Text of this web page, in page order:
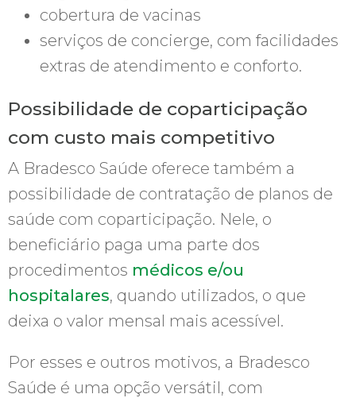
cobertura de vacinas
serviços de concierge, com facilidades
extras de atendimento e conforto.
Possibilidade de coparticipação
com custo mais competitivo
A Bradesco Saúde oferece também a
possibilidade de contratação de planos de
saúde com coparticipação. Nele, o
beneficiário paga uma parte dos
procedimentos médicos e/ou
hospitalares, quando utilizados, o que
deixa o valor mensal mais acessível.
Por esses e outros motivos, a Bradesco
Saúde é uma opção versátil, com